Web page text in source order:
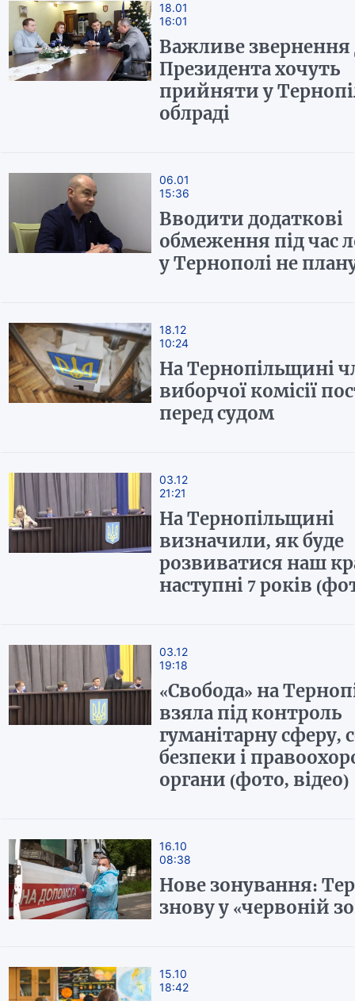
18.01
16:01
Важливе звернення
Президента хочуть
прийняти у
облраді
06.01
15:36
Вводити додаткові
обмеження під час
у Тернополі не
18.12
10:24
На Тернопільщині
виборчої комісії
перед судом
03.12
21:21
На Тернопільщині
визначили, як буде
розвиватися наш
наступні 7 років
03.12
19:18
«Свобода» на
взяла під контроль
гуманітарну сферу,
безпеки і
органи (фото, відео)
16.10
08:38
Нове зонування:
знову у «червоній
15.10
18:42